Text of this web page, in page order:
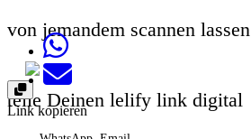
von jemandem scannen lassen
teile Deinen lelify link digital
Link kopieren
Share on Whatsapp
Send email